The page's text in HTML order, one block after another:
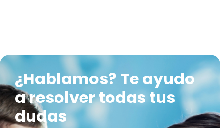
¿Hablamos? Te ayudo
a resolver todas tus
dudas